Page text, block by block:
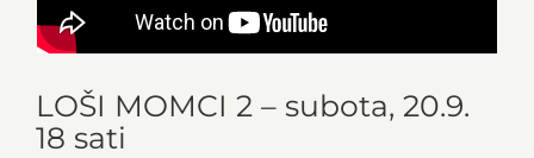
LOŠI MOMCI 2 – subota, 20.9.
18 sati